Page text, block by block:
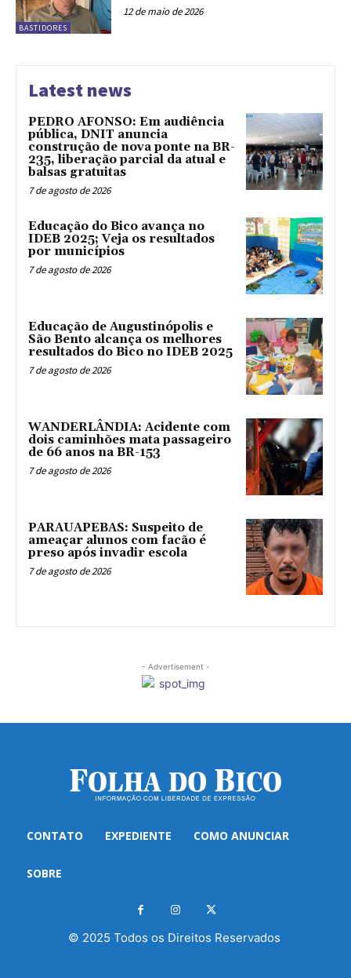
BASTIDORES
12 de maio de 2026
Latest news
PEDRO AFONSO: Em audiência
pública, DNIT anuncia
construção de nova ponte na BR-
235, liberação parcial da atual e
balsas gratuitas
7 de agosto de 2026
Educação do Bico avança no
IDEB 2025; Veja os resultados
por municípios
7 de agosto de 2026
Educação de Augustinópolis e
São Bento alcança os melhores
resultados do Bico no IDEB 2025
7 de agosto de 2026
WANDERLÂNDIA: Acidente com
dois caminhões mata passageiro
de 66 anos na BR-153
7 de agosto de 2026
PARAUAPEBAS: Suspeito de
ameaçar alunos com facão é
preso após invadir escola
7 de agosto de 2026
- Advertisement -
CONTATO EXPEDIENTE COMO ANUNCIAR
SOBRE
© 2025 Todos os Direitos Reservados